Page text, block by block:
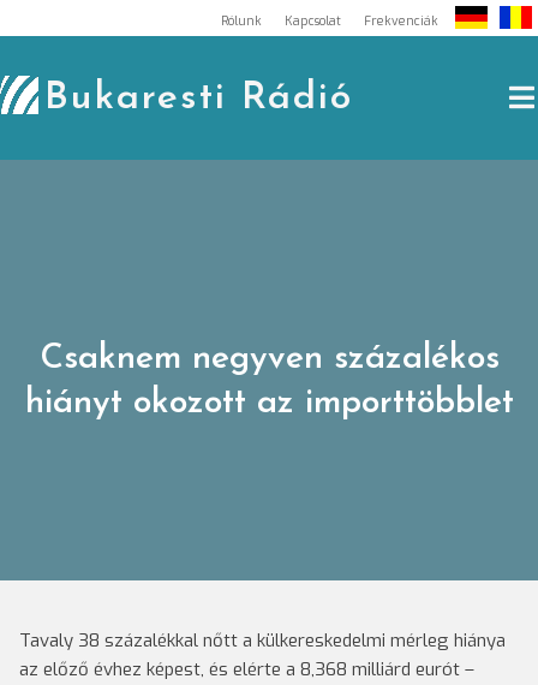
to
content
Rólunk Kapcsolat Frekvenciák
Bukaresti Rádió
Csaknem negyven százalékos
hiányt okozott az importtöbblet
Tavaly 38 százalékkal nőtt a külkereskedelmi mérleg hiánya
az előző évhez képest, és elérte a 8,368 milliárd eurót –